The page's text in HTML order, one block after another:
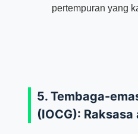
pertempuran yang
5. Tembaga-
(IOCG):